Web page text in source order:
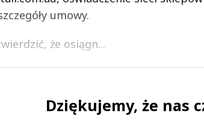
umowy.
że osiągn...
Dziękujemy, że nas